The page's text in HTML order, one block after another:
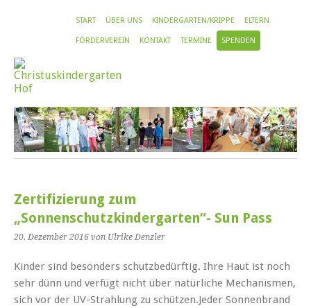
START ÜBER UNS KINDERGARTEN/KRIPPE ELTERN
FÖRDERVEREIN KONTAKT TERMINE SPENDEN
Zertifizierung zum
„Sonnenschutzkindergarten“- Sun Pass
20. Dezember 2016 von Ulrike Denzler
Kinder sind besonders schutzbedürftig. Ihre Haut ist noch
sehr dünn und verfügt nicht über natürliche Mechanismen,
sich vor der UV-Strahlung zu schützen.Jeder Sonnenbrand